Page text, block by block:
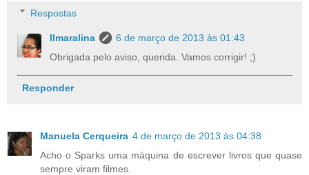
Respostas
Ilmaralina
6 de março de 2013 às 01:43
Obrigada pelo aviso, querida. Vamos corrigir! ;)
Responder
Manuela Cerqueira 4 de março de 2013 às 04:38
Acho o Sparks uma máquina de escrever livros que quase
sempre viram filmes.